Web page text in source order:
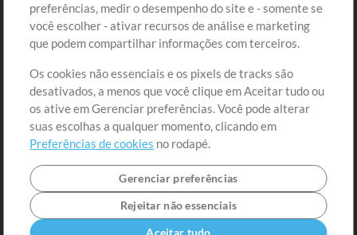
Conteúdo Grátis
Solicite uma Música
Extras
Sessões
Envie seu conteúdo
Playlist
MT Conference
Cadastre-se
Ir ao carrinho
preferências, medir o desempenho do site e - somente se
você escolher - ativar recursos de análise e marketing
que podem compartilhar informações com terceiros.
Os cookies não essenciais e os pixels de tracks são
desativados, a menos que você clique em Aceitar tudo ou
os ative em Gerenciar preferências. Você pode alterar
suas escolhas a qualquer momento, clicando em
Preferências de cookies no rodapé.
Gerenciar preferências
Rejeitar não essenciais
Aceitar tudo